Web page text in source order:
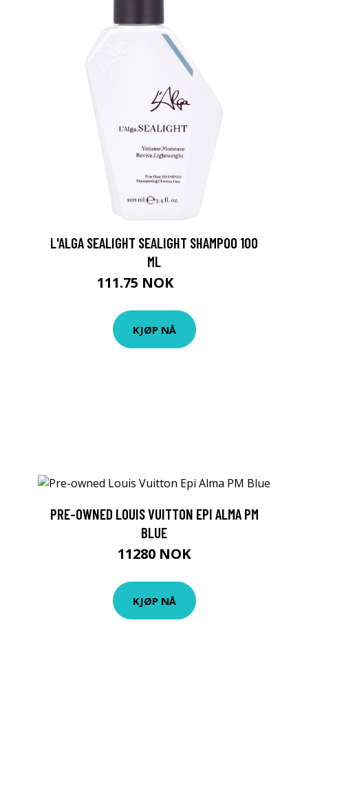
L'ALGA SEALIGHT SEALIGHT SHAMPOO 100
ML
111.75 NOK
KJØP NÅ
PRE-OWNED LOUIS VUITTON EPI ALMA PM
BLUE
11280 NOK
KJØP NÅ